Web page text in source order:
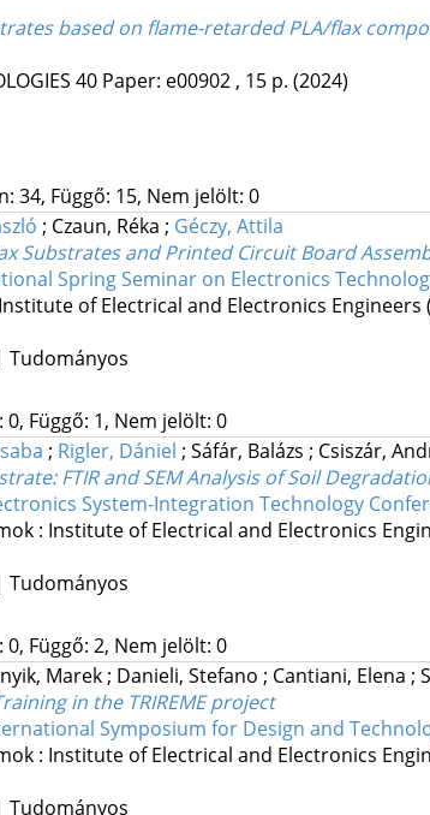
based on flame-retarded PLA/flax
40 Paper: e00902 , 15 p. (2024)
34, Függő: 15, Nem jelölt: 0
; Czaun, Réka ; Géczy, Attila
Substrates and Printed Circuit Board
Spring Seminar on Electronics
Institute of Electrical and Electronics Engineers
Tudományos
Függő: 1, Nem jelölt: 0
; Rigler, Dániel ; Sáfár, Balázs ; Csiszár,
FTIR and SEM Analysis of Soil
System-Integration Technology
: Institute of Electrical and Electronics
Tudományos
Függő: 2, Nem jelölt: 0
Marek; Danieli, Stefano ; Cantiani, Elena ;
in the TRIREME project
Symposium for Design and
: Institute of Electrical and Electronics
Tudományos